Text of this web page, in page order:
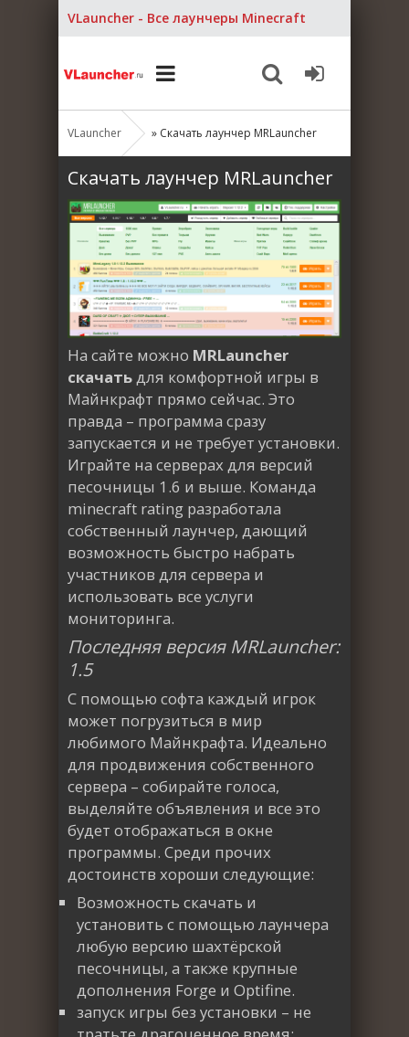
VLauncher - Все лаунчеры Minecraft
VLauncher » Скачать лаунчер MRLauncher
Скачать лаунчер MRLauncher
На сайте можно MRLauncher
скачатьдля комфортной игры в
Майнкрафт прямо сейчас. Это
правда – программа сразу
запускается и не требует установки.
Играйте на серверах для версий
песочницы 1.6 и выше. Команда
minecraft rating разработала
собственный лаунчер, дающий
возможность быстро набрать
участников для сервера и
использовать все услуги
мониторинга.
Последняя версия MRLauncher:
1.5
С помощью софта каждый игрок
может погрузиться в мир
любимого Майнкрафта. Идеально
для продвижения собственного
сервера – собирайте голоса,
выделяйте объявления и все это
будет отображаться в окне
программы. Среди прочих
достоинств хороши следующие:
Возможность скачать и
установить с помощью лаунчера
любую версию шахтёрской
песочницы, а также крупные
дополнения Forge и Optifine.
запуск игры без установки – не